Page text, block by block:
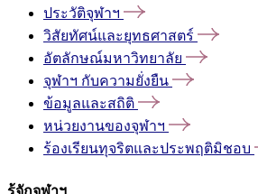
ประวัติจุฬาฯ
วิสัยทัศน์และยุทธศาสตร์
อัตลักษณ์มหาวิทยาลัย
จุฬาฯ กับความยั่งยืน
ข้อมูลและสถิติ
หน่วยงานของจุฬาฯ
ร้องเรียนทุจริตและประพฤติมิชอบ
รู้จักจุฬาฯ